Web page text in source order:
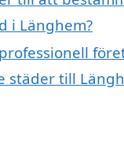
i Länghem?
städer till